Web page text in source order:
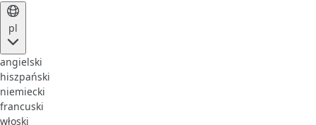
pl
angielski
hiszpański
niemiecki
francuski
włoski